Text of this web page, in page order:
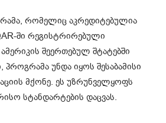
რომელიც აკრედიტებულია
ში რეგისტრირებული
შეერთებულ შტატებში
პროგრამა უნდა იყოს შესაბამისი
მქონე. ეს უზრუნველყოფს
სტანდარტების დაცვას.